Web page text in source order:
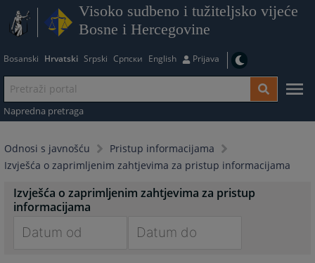
Visoko sudbeno i tužiteljsko vijeće
Bosne i Hercegovine
Bosanski Hrvatski Srpski Српски English Prijava
Napredna pretraga
Odnosi s javnošću
Pristup informacijama
Izvješća o zaprimljenim zahtjevima za pristup informacijama
Izvješća o zaprimljenim zahtjevima za pristup
informacijama